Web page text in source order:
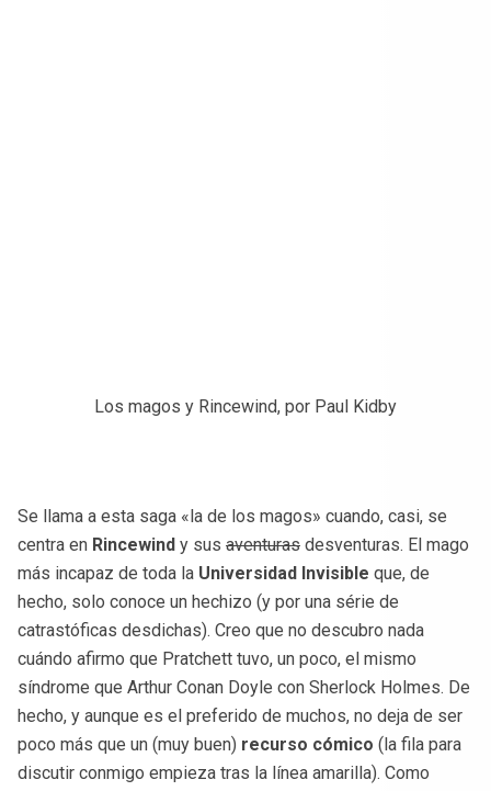
Los magos y Rincewind, por Paul Kidby
Se llama a esta saga «la de los magos» cuando, casi, se
centra en Rincewind y sus aventuras desventuras. El mago
más incapaz de toda la Universidad Invisible que, de
hecho, solo conoce un hechizo (y por una série de
catrastóficas desdichas). Creo que no descubro nada
cuándo afirmo que Pratchett tuvo, un poco, el mismo
síndrome que Arthur Conan Doyle con Sherlock Holmes. De
hecho, y aunque es el preferido de muchos, no deja de ser
poco más que un (muy buen) recurso cómico (la fila para
discutir conmigo empieza tras la línea amarilla). Como